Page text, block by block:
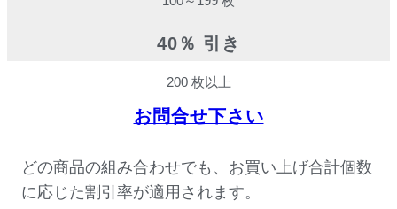
40％ 引き
200 枚以上
お問合せ下さい
どの商品の組み合わせでも、お買い上げ合計個数
に応じた割引率が適用されます。